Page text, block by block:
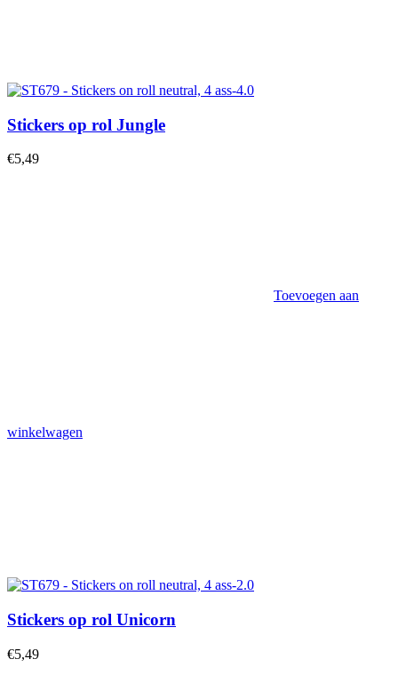
Stickers op rol Jungle
€5,49
Toevoegen aan
winkelwagen
Stickers op rol Unicorn
€5,49